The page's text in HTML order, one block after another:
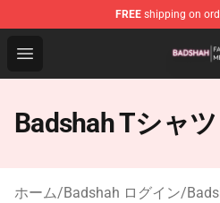
FREE shipping on
Open menu
Badshah Shop - Official
Badshah Tシャツ
ホーム/Badshah ログイン/